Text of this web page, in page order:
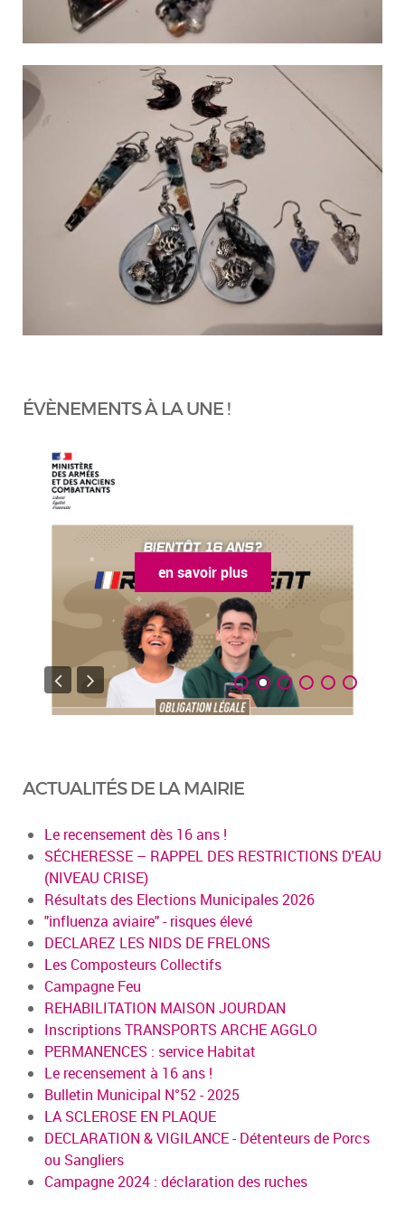
ÉVÈNEMENTS À LA UNE !
en savoir plus
ACTUALITÉS DE LA MAIRIE
Le recensement dès 16 ans !
SÉCHERESSE – RAPPEL DES RESTRICTIONS D'EAU
(NIVEAU CRISE)
Résultats des Elections Municipales 2026
"influenza aviaire" - risques élevé
DECLAREZ LES NIDS DE FRELONS
Les Composteurs Collectifs
Campagne Feu
REHABILITATION MAISON JOURDAN
Inscriptions TRANSPORTS ARCHE AGGLO
PERMANENCES : service Habitat
Le recensement à 16 ans !
Bulletin Municipal N°52 - 2025
LA SCLEROSE EN PLAQUE
DECLARATION & VIGILANCE - Détenteurs de Porcs
ou Sangliers
Campagne 2024 : déclaration des ruches